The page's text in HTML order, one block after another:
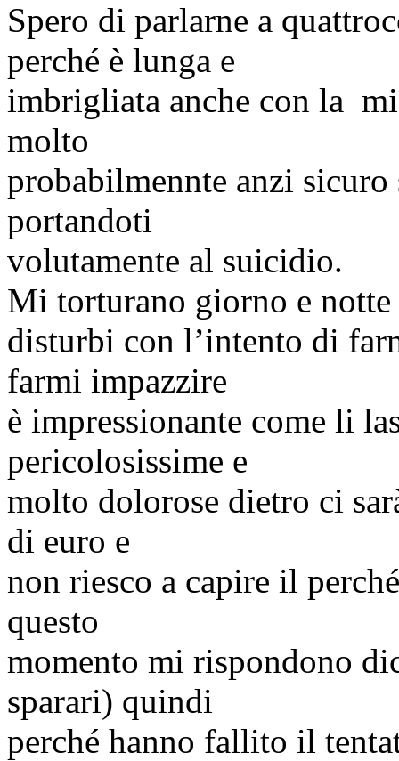
Spero di parlarne a
perché è lunga e
imbrigliata anche con la
molto
probabilmennte anzi sicuro
portandoti
volutamente al suicidio.
Mi torturano giorno e
disturbi con l’intento di
farmi impazzire
è impressionante come li
pericolosissime e
molto dolorose dietro ci
di euro e
non riesco a capire il
questo
momento mi rispondono
sparari) quindi
perché hanno fallito il